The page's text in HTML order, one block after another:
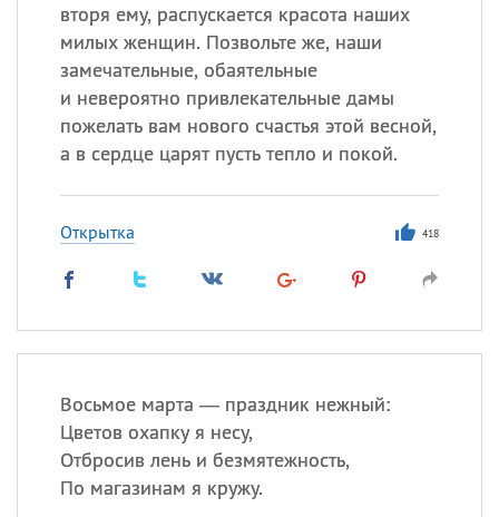
вторя ему, распускается красота наших
милых женщин. Позвольте же, наши
замечательные, обаятельные
и невероятно привлекательные дамы
пожелать вам нового счастья этой весной,
а в сердце царят пусть тепло и покой.
Открытка 418
Восьмое марта — праздник нежный:
Цветов охапку я несу,
Отбросив лень и безмятежность,
По магазинам я кружу.